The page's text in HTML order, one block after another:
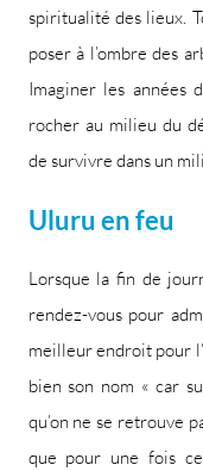
spiritualité des lieux.
poser à l’ombre des
Imaginer les années
rocher au milieu du
de survivre dans un
Uluru en feu
Lorsque la fin de
rendez-vous pour
meilleur endroit pour
bien son nom « car
qu’on ne se retrouve
que pour une fois